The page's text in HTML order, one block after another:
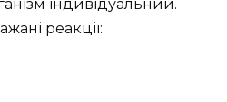
індивідуальний.
реакції: